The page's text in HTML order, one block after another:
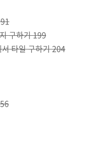
구하기 199
타일 구하기 204